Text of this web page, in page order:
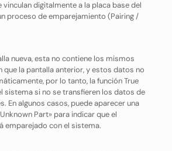
vinculan digitalmente a la placa base del
proceso de emparejamiento (Pairing /
nueva, esta no contiene los mismos
que la pantalla anterior, y estos datos no
por lo tanto, la función True
sistema si no se transfieren los datos de
En algunos casos, puede aparecer una
Part» para indicar que el
emparejado con el sistema.